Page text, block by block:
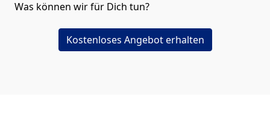
Was können wir für Dich tun?
Kostenloses Angebot erhalten